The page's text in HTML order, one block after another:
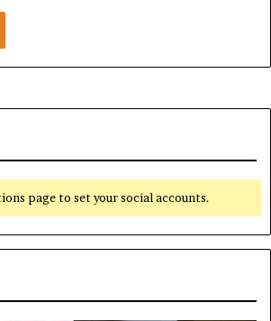
page to set your social accounts.